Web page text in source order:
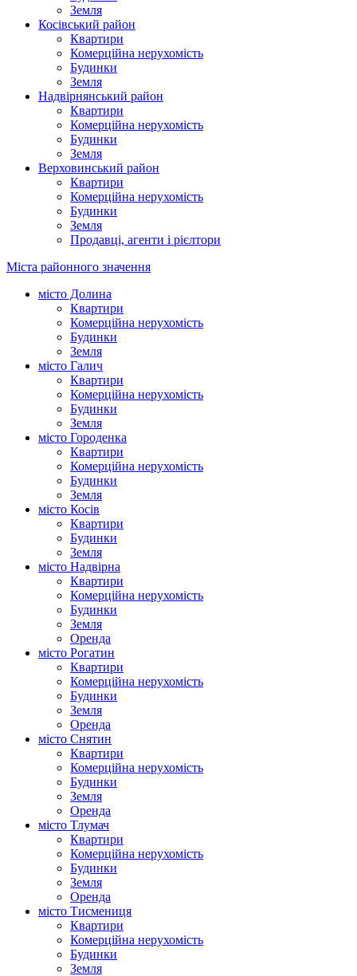
Земля
Косівський район
Квартири
Комерційна нерухомість
Будинки
Земля
Надвірнянський район
Квартири
Комерційна нерухомість
Будинки
Земля
Верховинський район
Квартири
Комерційна нерухомість
Будинки
Земля
Продавці, агенти і рієлтори
Міста районного значення
місто Долина
Квартири
Комерційна нерухомість
Будинки
Земля
місто Галич
Квартири
Комерційна нерухомість
Будинки
Земля
місто Городенка
Квартири
Комерційна нерухомість
Будинки
Земля
місто Косів
Квартири
Будинки
Земля
місто Надвірна
Квартири
Комерційна нерухомість
Будинки
Земля
Оренда
місто Рогатин
Квартири
Комерційна нерухомість
Будинки
Земля
Оренда
місто Снятин
Квартири
Комерційна нерухомість
Будинки
Земля
Оренда
місто Тлумач
Квартири
Комерційна нерухомість
Будинки
Земля
Оренда
місто Тисмениця
Квартири
Комерційна нерухомість
Будинки
Земля